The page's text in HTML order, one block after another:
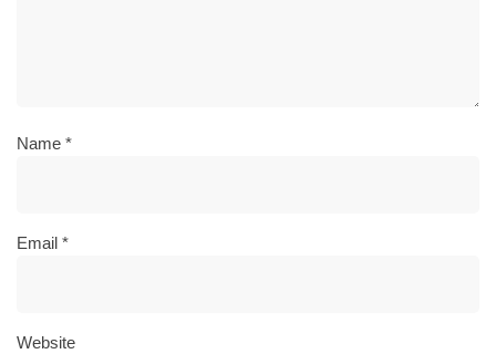
Name *
Email *
Website